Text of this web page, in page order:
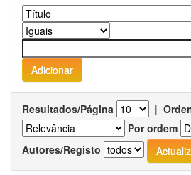
Resultados/Página |
Por ordem
Autores/Registo